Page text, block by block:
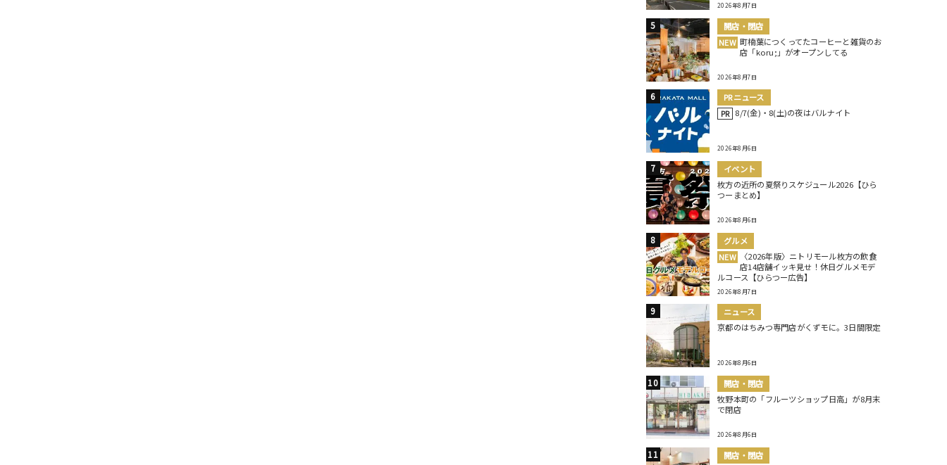
2026年8月7日
開店・閉店
NEW 町楠葉につくってたコーヒーと雑貨のお
店「koru;」がオープンしてる
2026年8月7日
PRニュース
PR 8/7(金)・8(土)の夜はバルナイト
2026年8月6日
イベント
枚方の近所の夏祭りスケジュール2026【ひら
つーまとめ】
2026年8月6日
グルメ
NEW
〈2026年版〉ニトリモール枚方の飲食
店14店舗イッキ見せ！休日グルメモデ
ルコース【ひらつー広告】
2026年8月7日
ニュース
京都のはちみつ専門店がくずモに。3日間限定
2026年8月6日
開店・閉店
牧野本町の「フルーツショップ日高」が8月末
で閉店
2026年8月6日
開店・閉店